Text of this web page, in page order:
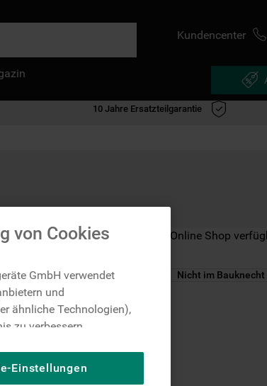
Kundencenter
10 Jahre Ersatzteilgarantie
Nicht im Bauknecht Online Shop
Nicht im
von Cookies
GmbH verwendet
und
ähnliche Technologien),
zu verbessern
Inhalte der Website
Einstellungen